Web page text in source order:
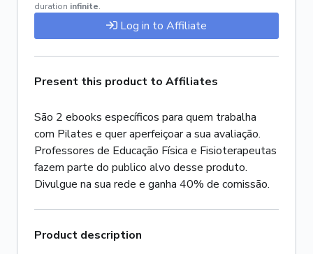
duration infinite.
Log in to Affiliate
Present this product to Affiliates
São 2 ebooks específicos para quem trabalha
com Pilates e quer aperfeiçoar a sua avaliação.
Professores de Educação Física e Fisioterapeutas
fazem parte do publico alvo desse produto.
Divulgue na sua rede e ganha 40% de comissão.
Product description